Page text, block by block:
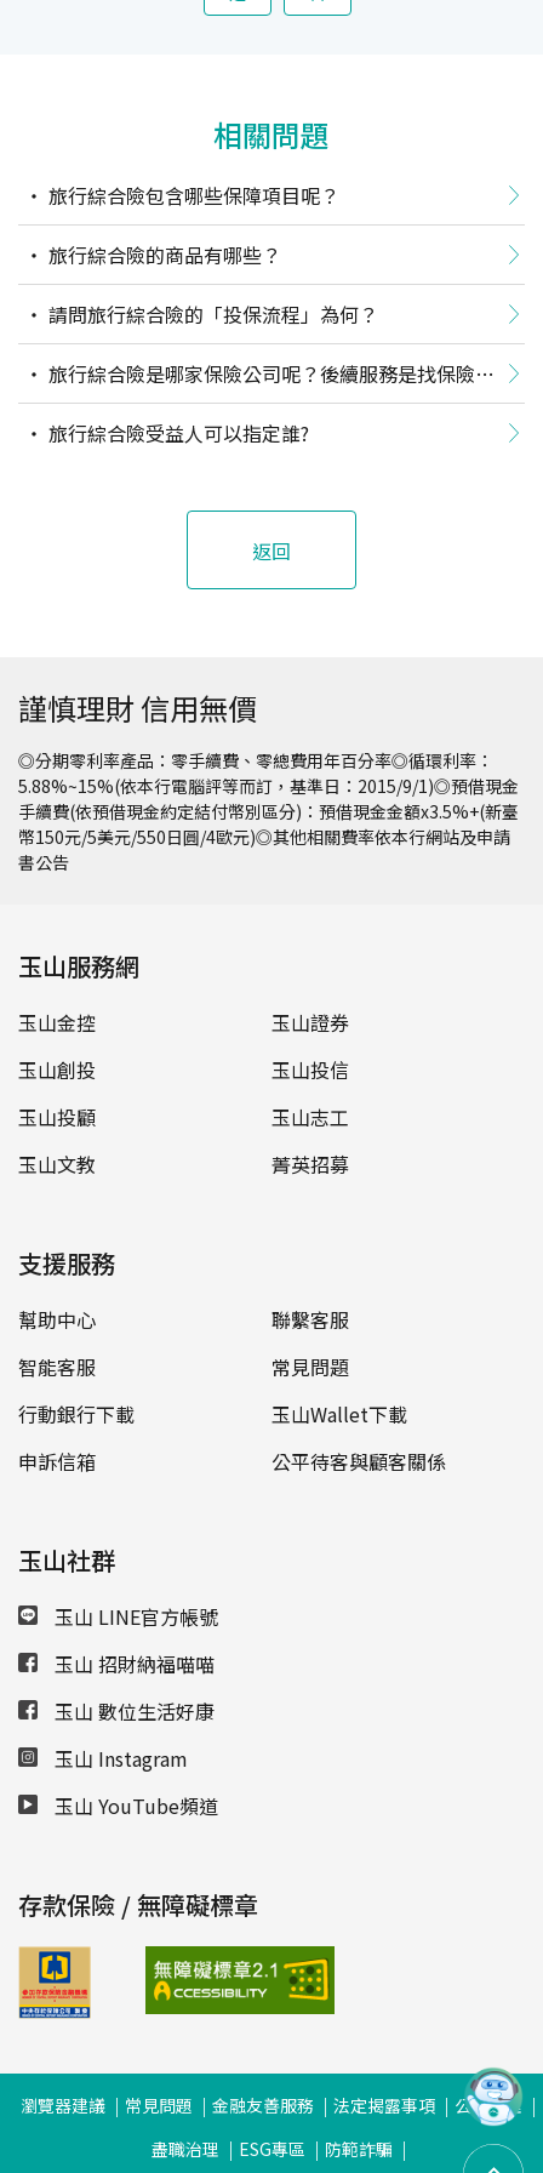
相關問題
旅行綜合險包含哪些保障項目呢？
旅行綜合險的商品有哪些？
請問旅行綜合險的「投保流程」為何？
司嗎？
旅行綜合險受益人可以指定誰?
返回
謹慎理財 信用無價
◎分期零利率產品：零手續費、零總費用年百分率◎循環利率：
5.88%~15%(依本行電腦評等而訂，基準日：2015/9/1)◎預借現金
手續費(依預借現金約定結付幣別區分)：預借現金金額x3.5%+(新臺
幣150元/5美元/550日圓/4歐元)◎其他相關費率依本行網站及申請
書公告
玉山服務網
玉山金控
玉山證券
玉山創投
玉山投信
玉山投顧
玉山志工
玉山文教
菁英招募
支援服務
幫助中心
聯繫客服
智能客服
常見問題
行動銀行下載
玉山Wallet下載
申訴信箱
公平待客與顧客關係
玉山社群
玉山 LINE官方帳號
玉山 招財納福喵喵
玉山 數位生活好康
玉山 Instagram
玉山 YouTube頻道
存款保險 / 無障礙標章
瀏覽器建議 常見問題 金融友善服務 法定揭露事項
公司治理
盡職治理
ESG專區 防範詐騙